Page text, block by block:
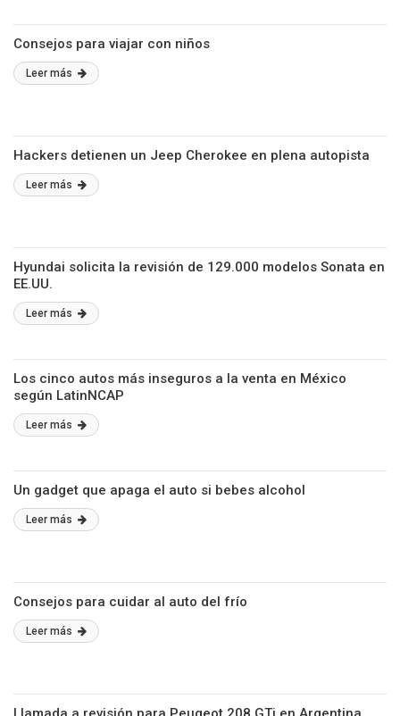
Consejos para viajar con niños
Leer más
Hackers detienen un Jeep Cherokee en plena autopista
Leer más
Hyundai solicita la revisión de 129.000 modelos Sonata en
EE.UU.
Leer más
Los cinco autos más inseguros a la venta en México
según LatinNCAP
Leer más
Un gadget que apaga el auto si bebes alcohol
Leer más
Consejos para cuidar al auto del frío
Leer más